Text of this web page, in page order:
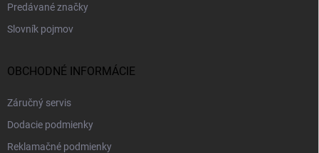
Predávané značky
Slovník pojmov
OBCHODNÉ INFORMÁCIE
Záručný servis
Dodacie podmienky
Reklamačné podmienky